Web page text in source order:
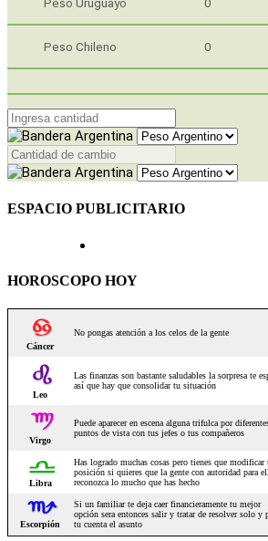
Peso Chileno 0
ESPACIO PUBLICITARIO
HOROSCOPO HOY